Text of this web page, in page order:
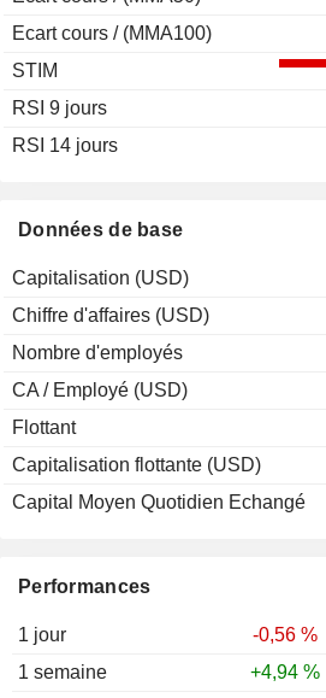
Performances
1 jour
-0,56 %
1 semaine
+4,94 %
Données de base
Capitalisation (USD)
Chiffre d'affaires (USD)
Nombre d'employés
CA / Employé (USD)
Flottant
Capitalisation flottante (USD)
Capital Moyen Quotidien Echangé
Ecart cours / (MMA100)
STIM
RSI 9 jours
RSI 14 jours
2004
+17,96 %
2003
+40,88 %
2002
2001
1999
1997
1992
+47,19 %
1991